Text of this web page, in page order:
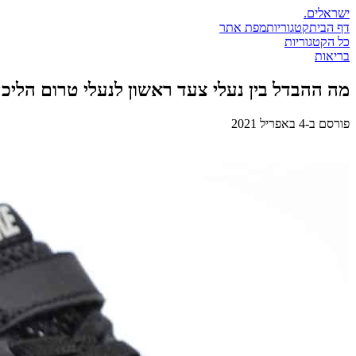
ישראלים.
דף הביתקטגוריותמפת אתר
כל הקטגוריות
בריאות
מה ההבדל בין נעלי צעד ראשון לנעלי טרום
פורסם ב-4 באפריל 2021